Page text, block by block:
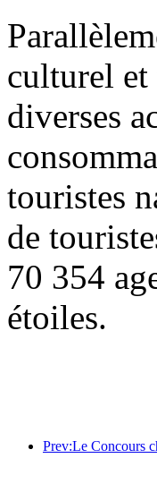
culturel et
diverses
touristes
de
70 354
étoiles.